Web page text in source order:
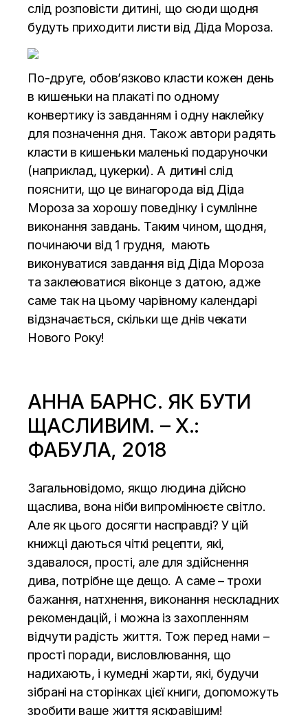
слід розповісти дитині, що сюди щодня
будуть приходити листи від Діда Мороза.
По-друге, обов’язково класти кожен день
в кишеньки на плакаті по одному
конвертику із завданням і одну наклейку
для позначення дня. Також автори радять
класти в кишеньки маленькі подаруночки
(наприклад, цукерки). А дитині слід
пояснити, що це винагорода від Діда
Мороза за хорошу поведінку і сумлінне
виконання завдань. Таким чином, щодня,
починаючи від 1 грудня, мають
виконуватися завдання від Діда Мороза
та заклеюватися віконце з датою, адже
саме так на цьому чарівному календарі
відзначається, скільки ще днів чекати
Нового Року!
АННА БАРНС. ЯК БУТИ
ЩАСЛИВИМ. – Х.:
ФАБУЛА, 2018
Загальновідомо, якщо людина дійсно
щаслива, вона ніби випромінюєте світло.
Але як цього досягти насправді? У цій
книжці даються чіткі рецепти, які,
здавалося, прості, але для здійснення
дива, потрібне ще дещо. А саме – трохи
бажання, натхнення, виконання нескладних
рекомендацій, і можна із захопленням
відчути радість життя. Тож перед нами –
прості поради, висловлювання, що
надихають, і кумедні жарти, які, будучи
зібрані на сторінках цієї книги, допоможуть
зробити ваше життя яскравішим!